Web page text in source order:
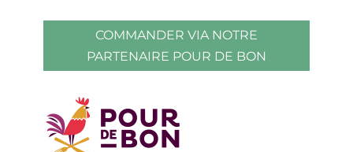
COMMANDER VIA NOTRE
PARTENAIRE POUR DE BON